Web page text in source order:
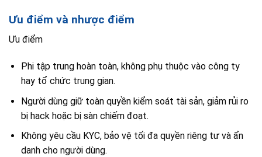
Ưu điểm và nhược điểm
Ưu điểm
Phi tập trung hoàn toàn, không phụ thuộc vào công ty
hay tổ chức trung gian.
Người dùng giữ toàn quyền kiểm soát tài sản, giảm rủi ro
bị hack hoặc bị sàn chiếm đoạt.
Không yêu cầu KYC, bảo vệ tối đa quyền riêng tư và ẩn
danh cho người dùng.